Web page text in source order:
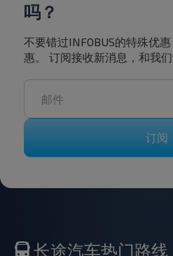
吗？
不要错过INFOBUS的特殊优
惠。 订阅接收新消息，和我
订阅
长途汽车热门路线